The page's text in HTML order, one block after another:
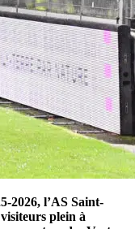
2026, l’AS Saint-
plein à